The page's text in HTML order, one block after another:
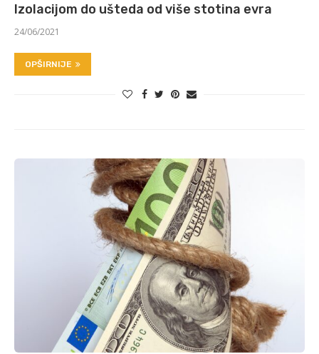
Izolacijom do ušteda od više stotina evra
24/06/2021
OPŠIRNIJE